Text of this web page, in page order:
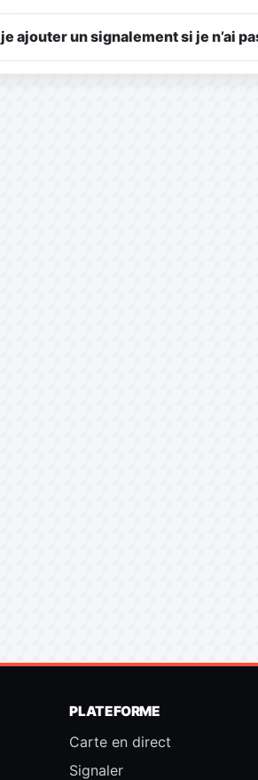
ajouter un signalement si je n’ai
PLATEFORME
Carte en direct
Signaler